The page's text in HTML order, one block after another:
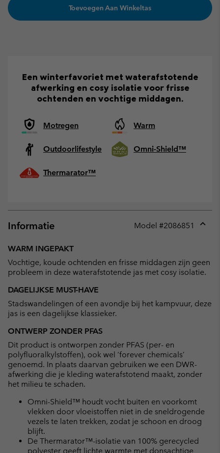
Toevoegen Aan Winkeltas
Een winterfavoriet met waterafstotende
afwerking en cosy isolatie voor frisse
ochtenden en vochtige middagen.
Motregen Warm
Outdoorlifestyle Omni-Shield™
Thermarator™
Informatie Model #2086851
WARM INGEPAKT
Vochtige, koude ochtenden en frisse middagen zijn geen
probleem in deze waterafstotende jas met cosy isolatie.
DAGELIJKSE MUST-HAVE
Stadswandelingen of een avondje bij het kampvuur, deze
jas is een dagelijkse klassieker.
ONTWERP ZONDER PFAS
Dit product is ontworpen zonder PFAS (per- en
polyfluoralkylstoffen), ook wel ‘forever chemicals’
genoemd. In plaats daarvan gebruiken we een DWR-
afwerking die je kleding waterafstotend maakt, zonder
het milieu te schaden.
Omni-Shield™ houdt vocht buiten en voorkomt
vlekken door vloeistoffen niet in de sneldrogende
vezels te laten trekken, zodat je schoon en droog
blijft.
De Thermarator™-isolatie van 100% gerecycled
polyester geeft lichte warmte met donsachtige